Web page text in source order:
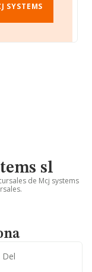
SYSTEMS
sl
de Mcj systems
Del